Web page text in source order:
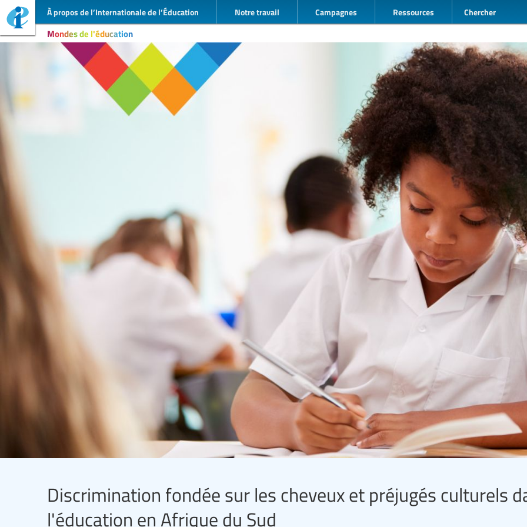
À propos de l’Internationale de l’Éducation Notre travail Campagnes Ressources Chercher
Mondes de l'éducation
Discrimination fondée sur les cheveux et préjugés culturels
l'éducation en Afrique du Sud